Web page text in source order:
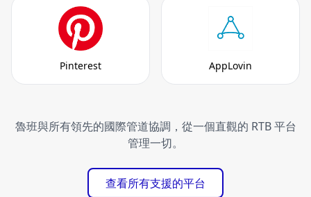
Pinterest AppLovin
魯班與所有領先的國際管道協調，從一個直觀的 RTB 平台
管理一切。
查看所有支援的平台